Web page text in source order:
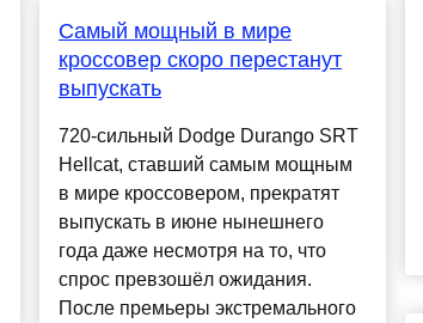
Самый мощный в мире
кроссовер скоро перестанут
выпускать
720-сильный Dodge Durango SRT
Hellcat, ставший самым мощным
в мире кроссовером, прекратят
выпускать в июне нынешнего
года даже несмотря на то, что
спрос превзошёл ожидания.
После премьеры экстремального